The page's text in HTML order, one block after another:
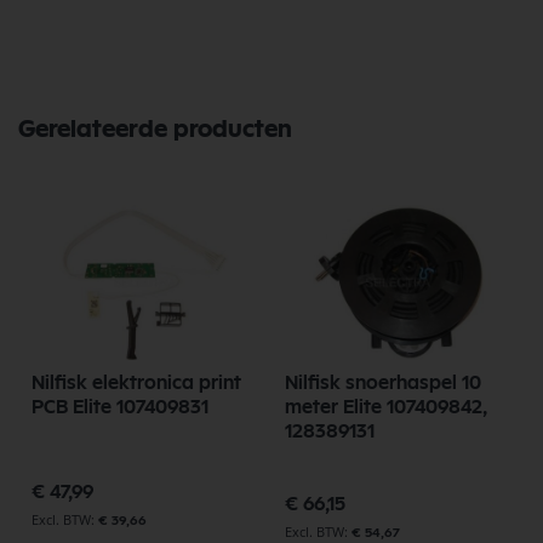
Bekijk meer Nilfisk Onderdelen
Gerelateerde producten
Nilfisk elektronica print
PCB Elite 107409831
€ 47,99
€ 39,66
Nilfisk snoerhaspel 10
meter Elite 107409842,
128389131
€ 66,15
€ 54,67